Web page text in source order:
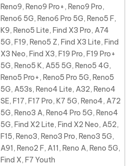
Reno9, Reno9 Pro+, Reno9 Pro,
Reno6 5G, Reno6 Pro 5G, Reno5 F,
K9, Reno5 Lite, Find X3 Pro, A74
5G, F19, Reno5 Z, Find X3 Lite, Find
X3 Neo, Find X3, F19 Pro, F19 Pro+
5G, Reno5 K, A55 5G, Reno5 4G,
Reno5 Pro+, Reno5 Pro 5G, Reno5
5G, A53s, Reno4 Lite, A32, Reno4
SE, F17, F17 Pro, K7 5G, Reno4, A72
5G, Reno3 A, Reno4 Pro 5G, Reno4
5G, Find X2 Lite, Find X2 Neo, A52,
F15, Reno3, Reno3 Pro, Reno3 5G,
A91, Reno2 F, A11, Reno A, Reno 5G,
Find X, F7 Youth